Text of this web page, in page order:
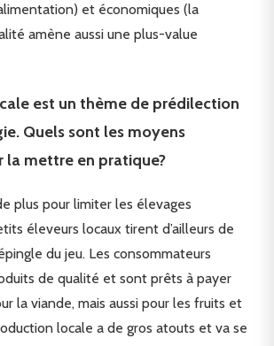
et économiques (la
amène aussi une plus-value
est un thème de prédilection
Quels sont les moyens
la mettre en pratique?
plus pour limiter les élevages
éleveurs locaux tirent d’ailleurs de
du jeu. Les consommateurs
de qualité et sont prêts à payer
la viande, mais aussi pour les fruits et
locale a de gros atouts et va se